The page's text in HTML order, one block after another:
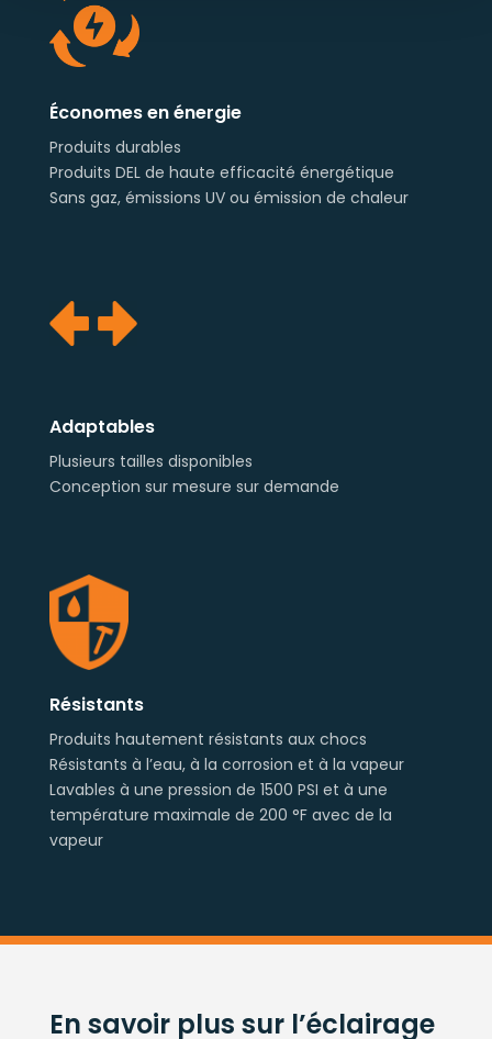
Économes en énergie
Produits durables
Produits DEL de haute efficacité énergétique
Sans gaz, émissions UV ou émission de chaleur
Adaptables
Plusieurs tailles disponibles
Conception sur mesure sur demande
Résistants
Produits hautement résistants aux chocs
Résistants à l’eau, à la corrosion et à la vapeur
Lavables à une pression de 1500 PSI et à une
température maximale de 200 °F avec de la
vapeur
En savoir plus sur l’éclairage